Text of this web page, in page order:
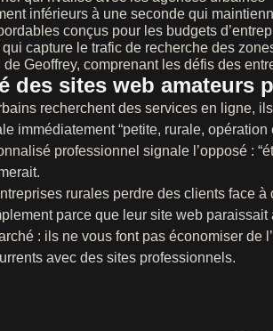
inférieurs à une seconde qui
conçus pour les budgets
capture le trafic de recherche des
Geoffrey, comprenant les défis des
des sites web amateurs
recherchent des services en ligne,
immédiatement “petite, rurale,
professionnel signale l’opposé :
rurales perdre des clients face
parce que leur site web
: ils ne vous font pas économiser
avec des sites professionnels.